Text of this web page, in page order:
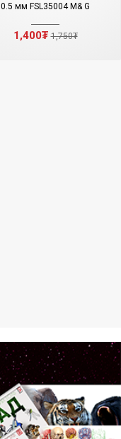
0.5 мм FSL35004 M& G
1,400₮1,750₮